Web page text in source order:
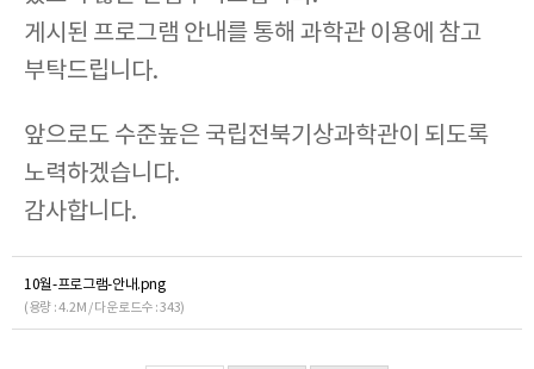
게시된 프로그램 안내를 통해 과학관 이용에 참고
부탁드립니다.
앞으로도 수준높은 국립전북기상과학관이 되도록
노력하겠습니다.
감사합니다.
10월-프로그램-안내.png
(용량 : 4.2M / 다운로드수 : 343)